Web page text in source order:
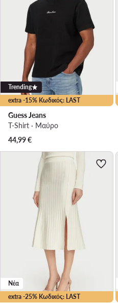
extra -15% Κωδικός: LAST
Trending
Guess Jeans
T-Shirt · Μαύρο
44,99€
extra -25% Κωδικός: LAST
Νέα